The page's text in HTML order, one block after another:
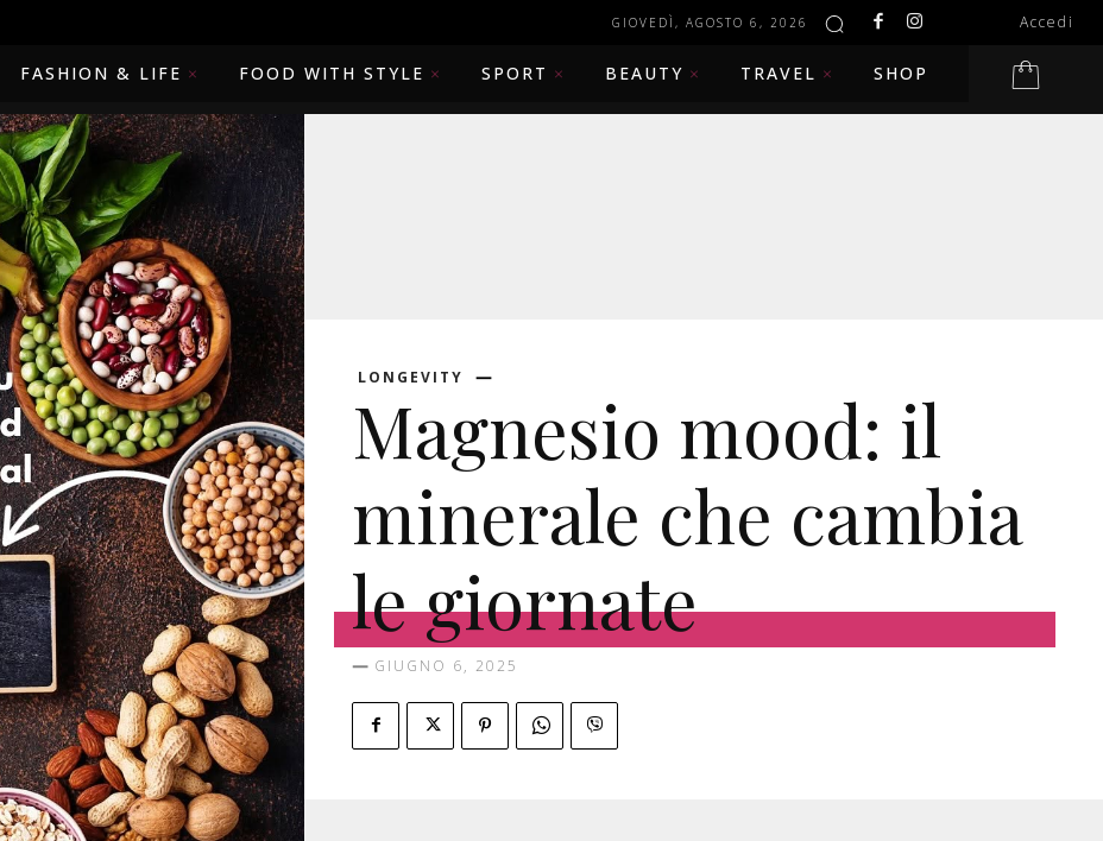
GIOVEDÌ, AGOSTO 6, 2026 Accedi
FASHION & LIFE FOOD WITH STYLE SPORT BEAUTY TRAVEL SHOP
LONGEVITY
Magnesio mood: il
minerale che cambia
le giornate
GIUGNO 6, 2025